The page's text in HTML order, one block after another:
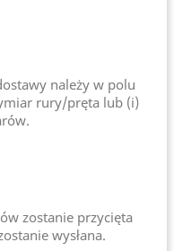
należy w polu
rury/pręta lub (i)
zostanie przycięta
wysłana.